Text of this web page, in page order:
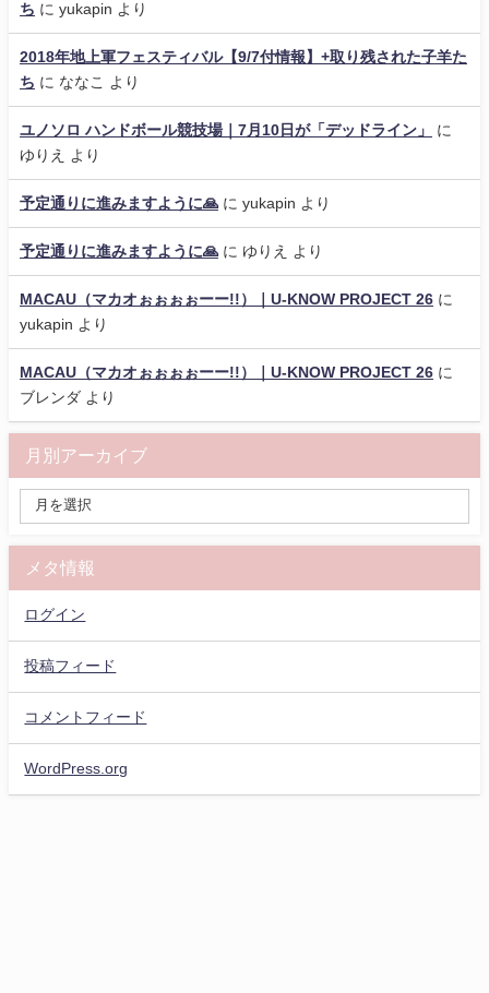
ち に yukapin より
2018年地上軍フェスティバル【9/7付情報】+取り残された子羊た
ち に ななこ より
ユノソロ ハンドボール競技場｜7月10日が「デッドライン」
に
ゆりえ
より
予定通りに進みますように🙏 に yukapin より
予定通りに進みますように🙏 に ゆりえ より
MACAU（マカオぉぉぉぉーー!!）｜U-KNOW PROJECT 26 に
yukapin より
MACAU（マカオぉぉぉぉーー!!）｜U-KNOW PROJECT 26 に
ブレンダ より
月別アーカイブ
メタ情報
ログイン
投稿フィード
コメントフィード
WordPress.org